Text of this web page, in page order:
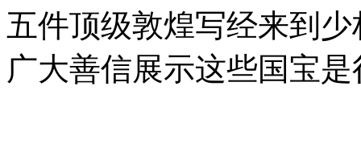
五件顶级敦煌写经来到
广大善信展示这些国宝